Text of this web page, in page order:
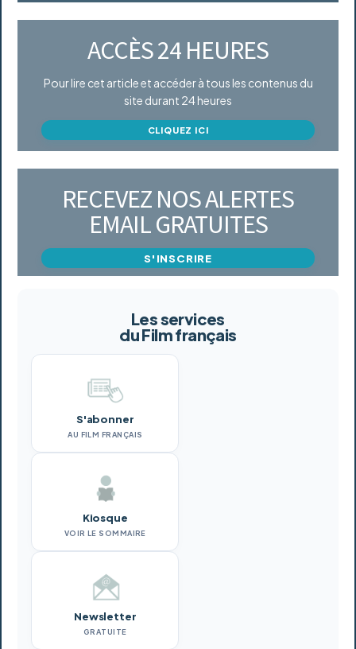
ACCÈS 24 HEURES
Pour lire cet article et accéder à tous les contenus du
site durant 24 heures
CLIQUEZ ICI
RECEVEZ NOS ALERTES
EMAIL GRATUITES
S'INSCRIRE
Les services
du Film français
S'abonner
AU FILM FRANÇAIS
Kiosque
VOIR LE SOMMAIRE
Newsletter
GRATUITE